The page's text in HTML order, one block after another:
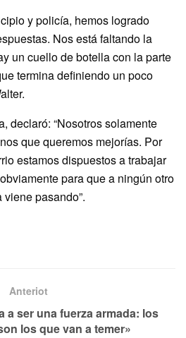
y policía, hemos logrado
Nos está faltando la
un cuello de botella con la parte
termina definiendo un poco
declaró: “Nosotros solamente
que queremos mejorías. Por
estamos dispuestos a trabajar
para que a ningún otro
pasando”.
Anteriot
a ser una fuerza armada: los
los que van a temer»